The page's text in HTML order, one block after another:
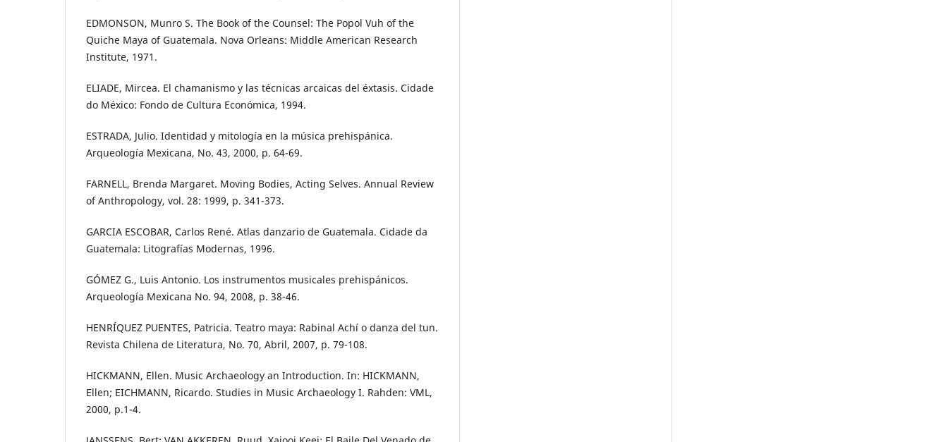
EDMONSON, Munro S. The Book of the Counsel: The Popol Vuh of the
Quiche Maya of Guatemala. Nova Orleans: Middle American Research
Institute, 1971.
ELIADE, Mircea. El chamanismo y las técnicas arcaicas del éxtasis. Cidade
do México: Fondo de Cultura Económica, 1994.
ESTRADA, Julio. Identidad y mitología en la música prehispánica.
Arqueología Mexicana, No. 43, 2000, p. 64-69.
FARNELL, Brenda Margaret. Moving Bodies, Acting Selves. Annual Review
of Anthropology, vol. 28: 1999, p. 341-373.
GARCIA ESCOBAR, Carlos René. Atlas danzario de Guatemala. Cidade da
Guatemala: Litografías Modernas, 1996.
GÓMEZ G., Luis Antonio. Los instrumentos musicales prehispánicos.
Arqueología Mexicana No. 94, 2008, p. 38-46.
HENRÍQUEZ PUENTES, Patricia. Teatro maya: Rabinal Achí o danza del tun.
Revista Chilena de Literatura, No. 70, Abril, 2007, p. 79-108.
HICKMANN, Ellen. Music Archaeology an Introduction. In: HICKMANN,
Ellen; EICHMANN, Ricardo. Studies in Music Archaeology I. Rahden: VML,
2000, p.1-4.